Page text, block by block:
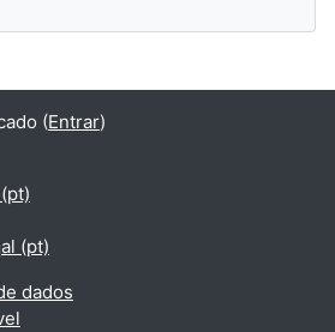
(Entrar)
‎(pt)‎
dados